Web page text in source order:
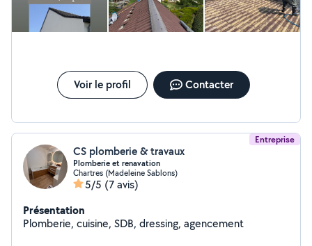
Voir le profil Contacter
Entreprise
CS plomberie & travaux
Plomberie et renavation
Chartres (Madeleine Sablons)
5/5 (7 avis)
Présentation
Plomberie, cuisine, SDB, dressing, agencement